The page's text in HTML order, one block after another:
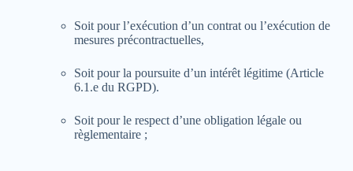
Soit pour l’exécution d’un contrat ou l’exécution de
mesures précontractuelles,
Soit pour la poursuite d’un intérêt légitime (Article
6.1.e du RGPD).
Soit pour le respect d’une obligation légale ou
règlementaire ;